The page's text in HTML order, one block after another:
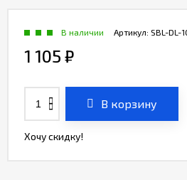
Артикул: SBL-DL-
В наличии
1 105 ₽
В корзину
Хочу скидку!